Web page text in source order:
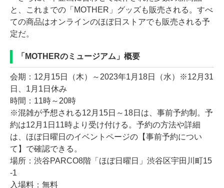
と、これまでの「MOTHER」グッズも販売される。すべ
ての商品はオンラインのほぼ日ストアでも販売される予
定だ。
「MOTHERのミュージアム」概要
会期：12月15日（木）～2023年1月18日（水）※12月31
日、1月1日休み
時間：11時～20時
※混雑が予想される12月15日～18日は、事前予約制。予
約は12月1日11時より受け付ける。予約の方法や詳細
は、ほぼ日曜日のイベントページの【事前予約につい
て】で確認できる。
場所：渋谷PARCO8階「ほぼ日曜日」渋谷区宇田川町15
-1
入場料：無料